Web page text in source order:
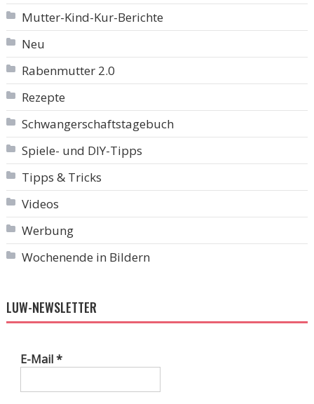
Mutter-Kind-Kur-Berichte
Neu
Rabenmutter 2.0
Rezepte
Schwangerschaftstagebuch
Spiele- und DIY-Tipps
Tipps & Tricks
Videos
Werbung
Wochenende in Bildern
LUW-NEWSLETTER
E-Mail*